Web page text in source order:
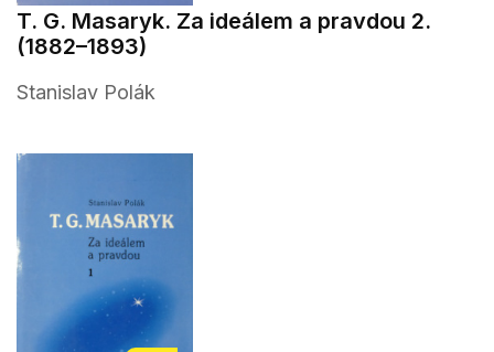
T. G. Masaryk. Za ideálem a pravdou 2.
(1882–1893)
Stanislav Polák